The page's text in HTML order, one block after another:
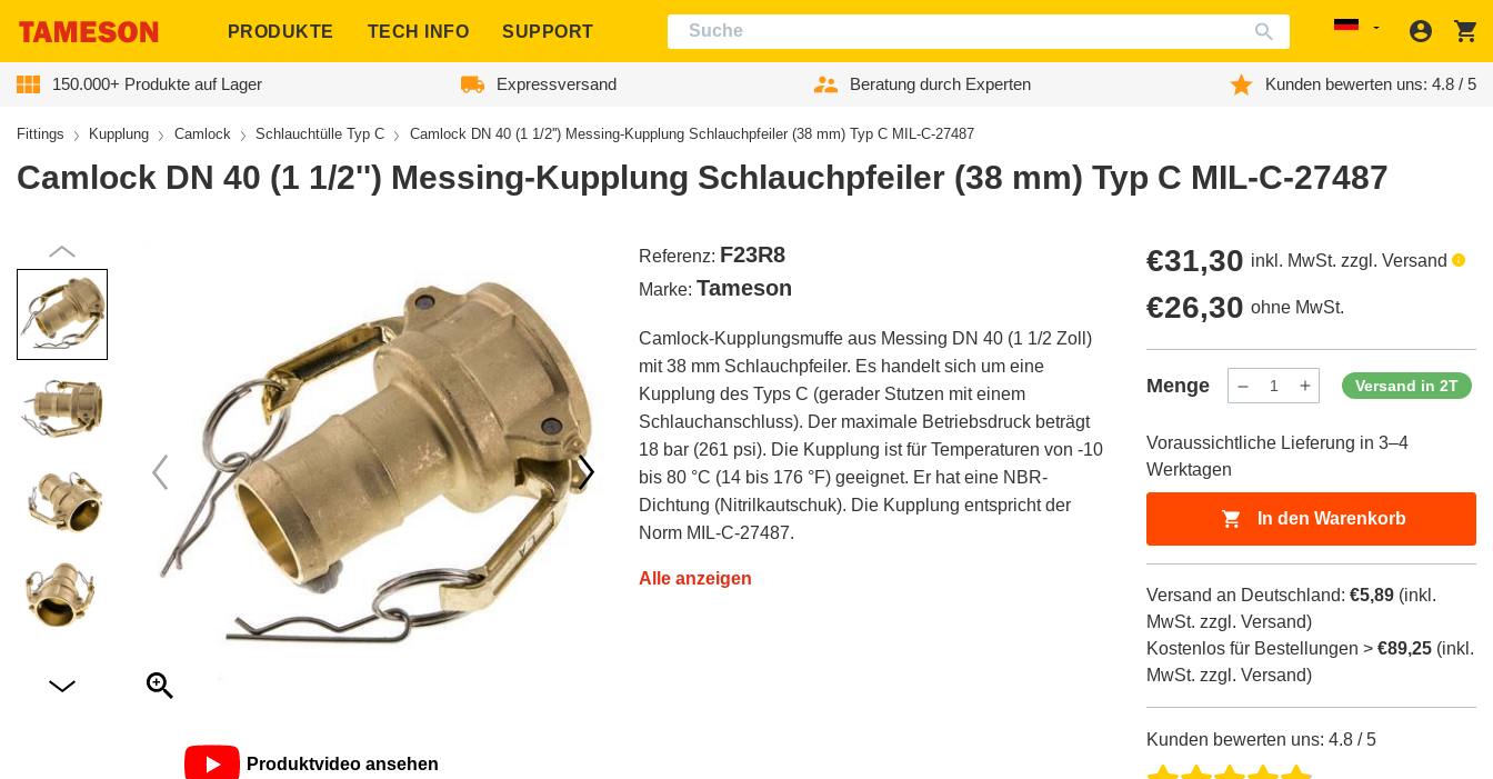
PRODUKTE TECH INFO SUPPORT Localization
150.000+ Produkte auf Lager Expressversand Beratung durch Experten Kunden bewerten uns: 4.8 / 5
Fittings Kupplung Camlock Schlauchtülle Typ C Camlock DN 40 (1 1/2'') Messing-Kupplung Schlauchpfeiler (38 mm) Typ C MIL-C-27487
Camlock DN 40 (1 1/2'') Messing-Kupplung Schlauchpfeiler (38 mm) Typ C MIL-C-27487
Produktvideo ansehen
Referenz: F23R8
Marke: Tameson
Camlock-Kupplungsmuffe aus Messing DN 40 (1 1/2 Zoll)
mit 38 mm Schlauchpfeiler. Es handelt sich um eine
Kupplung des Typs C (gerader Stutzen mit einem
Schlauchanschluss). Der maximale Betriebsdruck beträgt
18 bar (261 psi). Die Kupplung ist für Temperaturen von -10
bis 80 °C (14 bis 176 °F) geeignet. Er hat eine NBR-
Dichtung (Nitrilkautschuk). Die Kupplung entspricht der
Norm MIL-C-27487.
Alle anzeigen
Regulärer
Preis
€31,30 inkl. MwSt. zzgl. Versand
Regulärer
Preis
€26,30 ohne MwSt.
Menge
Menge
ProductDrop
Menge
ProductDrop
Versand in 2T
Voraussichtliche Lieferung in 3–4
Werktagen
In den Warenkorb
Versand an Deutschland:€5,89 (inkl.
MwSt. zzgl. Versand)
Kostenlos für Bestellungen >€89,25 (inkl.
MwSt. zzgl. Versand)
Kunden bewerten uns: 4.8 / 5